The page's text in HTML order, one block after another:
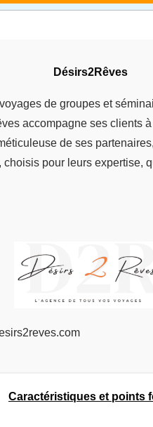
Désirs2Rêves
de groupes et
accompagne ses clients
de ses
choisis pour leurs expertise,
Caractéristiques et points